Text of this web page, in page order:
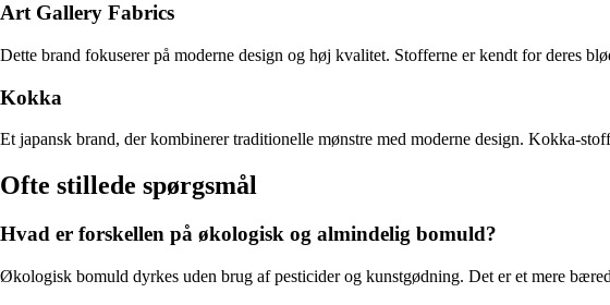
Art Gallery Fabrics
Dette brand fokuserer på moderne design og høj kvalitet. Stofferne er kendt for deres
Kokka
Et japansk brand, der kombinerer traditionelle mønstre med moderne design. Kokka-
Ofte stillede spørgsmål
Hvad er forskellen på økologisk og almindelig bomuld?
Økologisk bomuld dyrkes uden brug af pesticider og kunstgødning. Det er et mere